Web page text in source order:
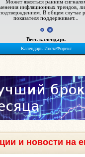
и новости на